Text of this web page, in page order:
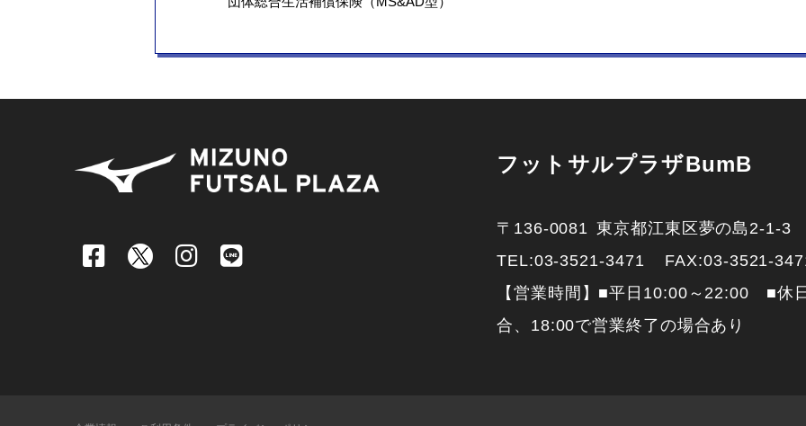
フットサルプラザBumB
〒136-0081 東京都江東区夢の島2-1-3
TEL:03-3521-3471
FAX:03-3521-
【営業時間】■平日10:00～22:00 ■
合、18:00で営業終了の場合あり